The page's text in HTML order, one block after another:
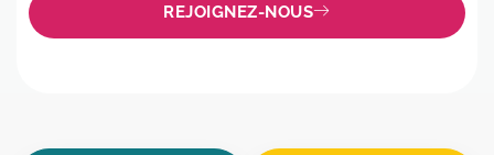
REJOIGNEZ-NOUS